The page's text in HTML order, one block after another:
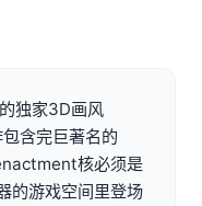
独家3D画风
含完巨著名的
核必须是
的游戏空间里登场